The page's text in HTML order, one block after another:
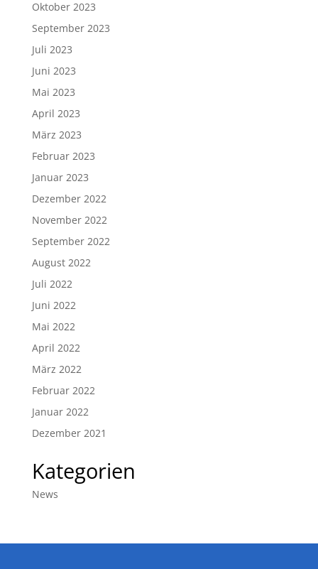
Oktober 2023
September 2023
Juli 2023
Juni 2023
Mai 2023
April 2023
März 2023
Februar 2023
Januar 2023
Dezember 2022
November 2022
September 2022
August 2022
Juli 2022
Juni 2022
Mai 2022
April 2022
März 2022
Februar 2022
Januar 2022
Dezember 2021
Kategorien
News